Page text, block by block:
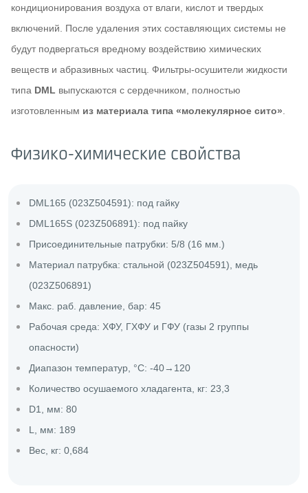
кондиционирования воздуха от влаги, кислот и твердых
включений. После удаления этих составляющих системы не
будут подвергаться вредному воздействию химических
веществ и абразивных частиц. Фильтры-осушители жидкости
типа DML выпускаются с сердечником, полностью
изготовленным из материала типа «молекулярное сито»
Физико-химические свойства
DML165 (023Z504591): под гайку
DML165S (023Z506891): под пайку
Присоединительные патрубки: 5/8 (16 мм.)
Материал патрубка: стальной (023Z504591), медь
(023Z506891)
Макс. раб. давление, бар: 45
Рабочая среда: ХФУ, ГХФУ и ГФУ (газы 2 группы
опасности)
Диапазон температур, °C: -40→120
Количество осушаемого хладагента, кг: 23,3
D1, мм: 80
L, мм: 189
Вес, кг: 0,684